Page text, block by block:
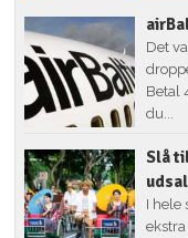
Det
Betal
du...
Slå
I hele